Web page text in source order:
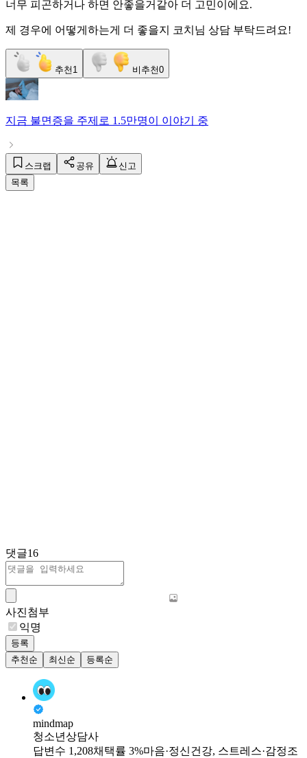
너무 피곤하거나 하면 안좋을거같아 더 고민이에요.
제 경우에 어떻게하는게 더 좋을지 코치님 상담 부탁드려요!
추천 1 비추천0
지금 불면증을 주제로 1.5만명이 이야기 중
스크랩 공유
신고
목록
댓글16
사진첨부
익명
등록
추천순
최신순 등록순
mindmap
청소년상담사
답변수 1,208채택률 3%마음·정신건강, 스트레스·감정조